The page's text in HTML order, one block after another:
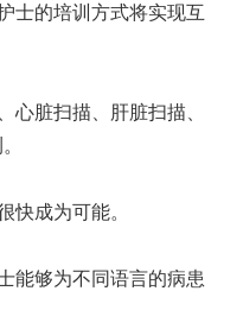
士的培训方式将实现互
脏扫描、肝脏扫描、
成为可能。
能够为不同语言的病患